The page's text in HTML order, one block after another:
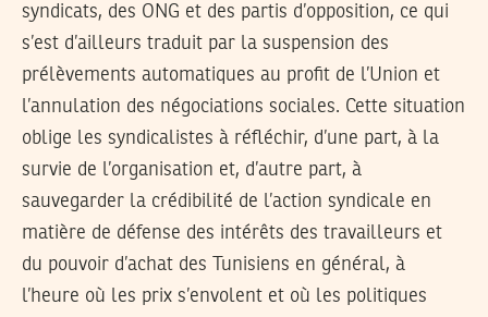
syndicats, des ONG et des partis d’opposition, ce qui
s’est d’ailleurs traduit par la suspension des
prélèvements automatiques au profit de l’Union et
l’annulation des négociations sociales. Cette situation
oblige les syndicalistes à réfléchir, d’une part, à la
survie de l’organisation et, d’autre part, à
sauvegarder la crédibilité de l’action syndicale en
matière de défense des intérêts des travailleurs et
du pouvoir d’achat des Tunisiens en général, à
l’heure où les prix s’envolent et où les politiques